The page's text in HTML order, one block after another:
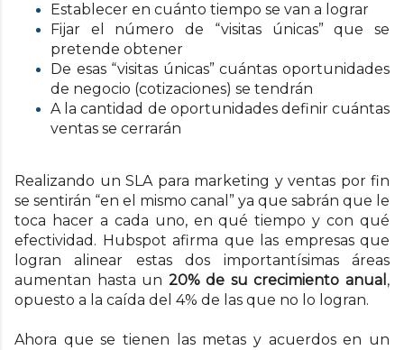
Establecer en cuánto tiempo se van a lograr
Fijar el número de “visitas únicas” que se
pretende obtener
De esas “visitas únicas” cuántas oportunidades
de negocio (cotizaciones) se tendrán
A la cantidad de oportunidades definir cuántas
ventas se cerrarán
Realizando un SLA para marketing y ventas por fin
se sentirán “en el mismo canal” ya que sabrán que le
toca hacer a cada uno, en qué tiempo y con qué
efectividad. Hubspot afirma que las empresas que
logran alinear estas dos importantísimas áreas
aumentan hasta un 20% de su crecimiento anual ,
opuesto a la caída del 4% de las que no lo logran.
Ahora que se tienen las metas y acuerdos en un